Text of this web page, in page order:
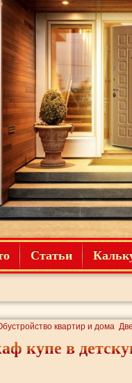
Статьи
квартир и дома
купе в